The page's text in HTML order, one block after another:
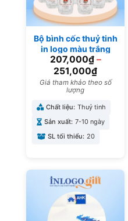
Bộ bình cốc thuỷ tinh
in logo màu trắng
trong suốt làm quà
tặng đại hội BBL-06
207,000₫–
251,000₫
Giá tham khảo theo số
lượng
Chất liệu: Thuỷ tinh
Sản xuất: 7-10 ngày
SL tối thiểu: 20